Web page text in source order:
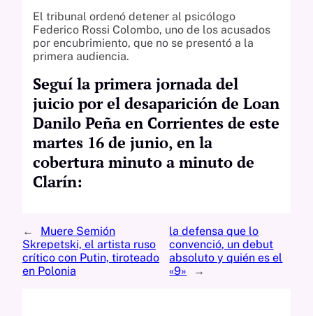
El tribunal ordenó detener al psicólogo
Federico Rossi Colombo, uno de los acusados
por encubrimiento, que no se presentó a la
primera audiencia.
Seguí la primera jornada del
juicio por el desaparición de Loan
Danilo Peña en Corrientes de este
martes 16 de junio, en la
cobertura minuto a minuto de
Clarín:
←
Muere Semión
Skrepetski, el artista ruso
crítico con Putin, tiroteado
en Polonia
la defensa que lo
convenció, un debut
absoluto y quién es el
«9»
→